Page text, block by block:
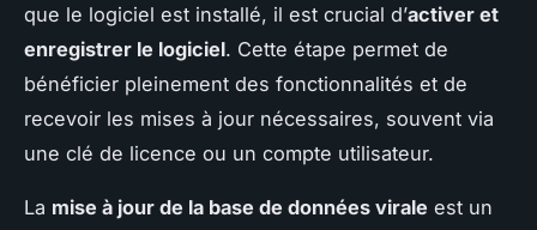
que le logiciel est installé, il est crucial d’activer et
enregistrer le logiciel. Cette étape permet de
bénéficier pleinement des fonctionnalités et de
recevoir les mises à jour nécessaires, souvent via
une clé de licence ou un compte utilisateur.
La mise à jour de la base de données virale est un